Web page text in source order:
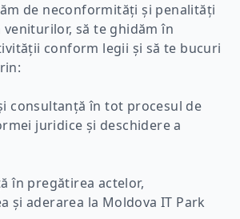
de neconformități și penalități
veniturilor, să te ghidăm în
conform legii și să te bucuri
în tot procesul de
juridice și deschidere a
în pregătirea actelor,
și aderarea la Moldova IT Park